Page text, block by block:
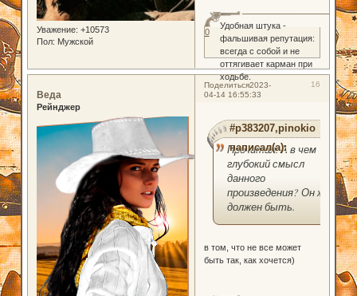
Уважение: +10573
Пол: Мужской
Удобная штука -
фальшивая репутация:
всегда с собой и не
оттягивает карман при
ходьбе.
0
Поделиться 16
2023-
04-14 16:55:33
Веда
Рейнджер
#p383207,pinokio
написал(а):
Прочитал. А в чем
глубокий смысл
данного
произведения? Он же
должен быть.
в том, что не все может
быть так, как хочется)